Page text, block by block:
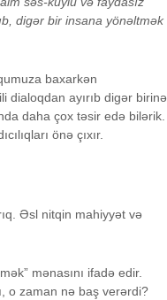
digər bir insana yönəltmək
baxarkən
dialoqdan ayırıb digər birinə
daha çox təsir edə bilərik.
önə çıxır.
Əsl nitqin mahiyyət və
mənasını ifadə edir.
o zaman nə baş verərdi?